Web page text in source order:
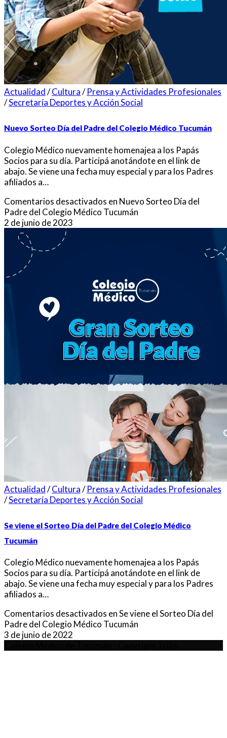
Actualidad/Cultura/Prensa y Actividades Profesionales
/Secretaría Deportes y Acción Social
Nuevo Sorteo Día del Padre del Colegio Médico Tucumán
Colegio Médico nuevamente homenajea a los Papás
Socios para su día. Participá anotándote en el link de
abajo. Se viene una fecha muy especial y para los Padres
afiliados a…
Comentarios desactivados en Nuevo Sorteo Día del
Padre del Colegio Médico Tucumán
2 de junio de 2023
Actualidad/Cultura/Prensa y Actividades Profesionales
/Secretaría Deportes y Acción Social
Se viene el Sorteo Día del Padre del Colegio Médico
Tucumán
Colegio Médico nuevamente homenajea a los Papás
Socios para su día. Participá anotándote en el link de
abajo. Se viene una fecha muy especial y para los Padres
afiliados a…
Comentarios desactivados en Se viene el Sorteo Día del
Padre del Colegio Médico Tucumán
3 de junio de 2022